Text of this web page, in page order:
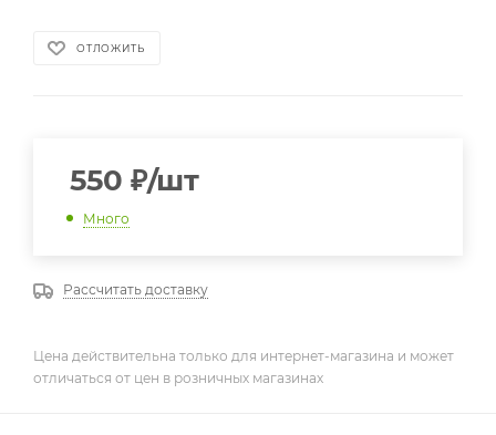
ОТЛОЖИТЬ
550 ₽/шт
Много
Рассчитать доставку
Цена действительна только для интернет-магазина и может
отличаться от цен в розничных магазинах